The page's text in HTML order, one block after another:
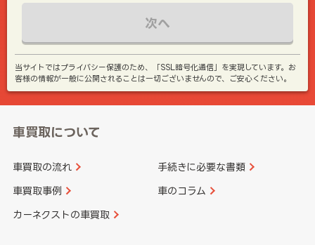
次へ
当サイトではプライバシー保護のため、「SSL暗号化通信」を実現しています。お
客様の情報が一般に公開されることは一切ございませんので、ご安心ください。
車買取について
車買取の流れ 手続きに必要な書類
車買取事例 車のコラム
カーネクストの車買取